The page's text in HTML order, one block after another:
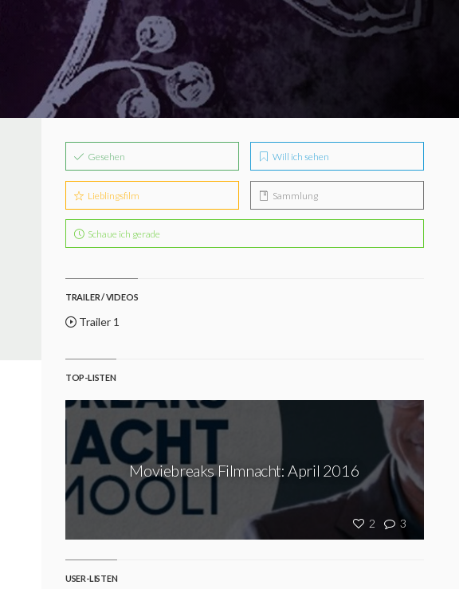
Gesehen Will ich sehen
Lieblingsfilm Sammlung
Schaue ich gerade
TRAILER / VIDEOS
Trailer 1
TOP-LISTEN
2 3
Moviebreaks Filmnacht: April 2016
USER-LISTEN